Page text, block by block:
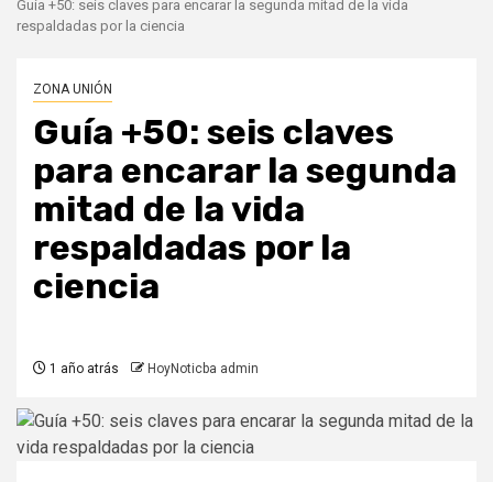
Guía +50: seis claves para encarar la segunda mitad de la vida
respaldadas por la ciencia
ZONA UNIÓN
Guía +50: seis claves
para encarar la segunda
mitad de la vida
respaldadas por la
ciencia
1 año atrás HoyNoticba admin